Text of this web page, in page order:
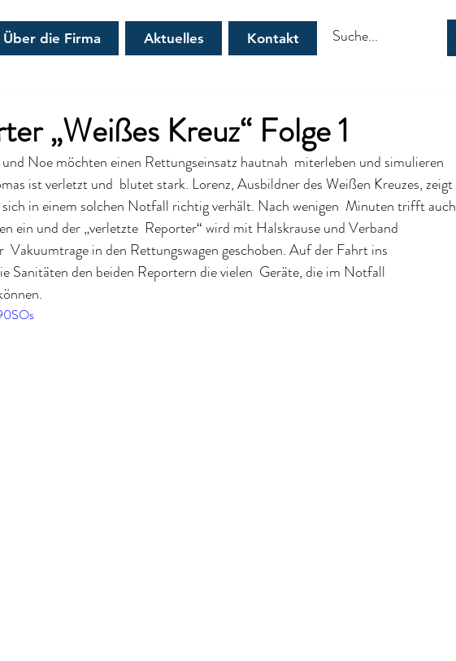
Über die Firma Aktuelles Kontakt
„Weißes Kreuz“ Folge 1
Noe möchten einen Rettungseinsatz hautnah  miterleben und simulieren
ist verletzt und  blutet stark. Lorenz, Ausbildner des Weißen Kreuzes, zeigt
in einem solchen Notfall richtig verhält. Nach wenigen  Minuten trifft auch
ein und der „verletzte  Reporter“ wird mit Halskrause und Verband
Vakuumtrage in den Rettungswagen geschoben. Auf der Fahrt ins
Sanitäten den beiden Reportern die vielen  Geräte, die im Notfall